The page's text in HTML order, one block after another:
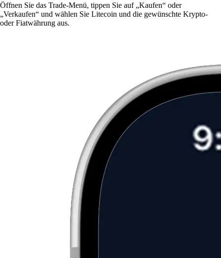
Öffnen Sie das Trade-Menü, tippen Sie auf „Kaufen“ oder
„Verkaufen“ und wählen Sie Litecoin und die gewünschte Krypto-
oder Fiatwährung aus.